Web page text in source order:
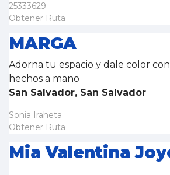
25333629
Obtener Ruta
MARGA
Adorna tu espacio y dale color
hechos a mano
San Salvador, San Salvador
Sonia Iraheta
Obtener Ruta
Mia Valentina